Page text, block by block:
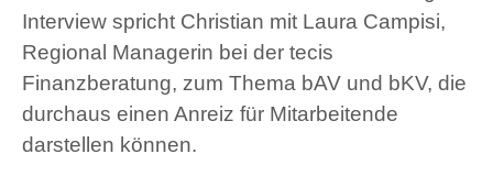
Interview spricht Christian mit Laura Campisi,
Regional Managerin bei der tecis
Finanzberatung, zum Thema bAV und bKV, die
durchaus einen Anreiz für Mitarbeitende
darstellen können.